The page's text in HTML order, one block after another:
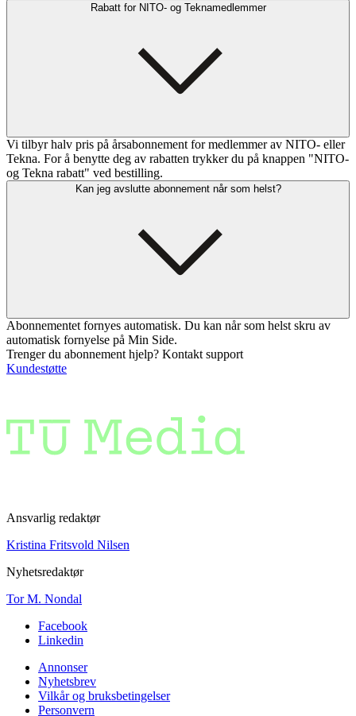
Rabatt for NITO- og Teknamedlemmer
Vi tilbyr halv pris på årsabonnement for medlemmer av NITO- eller
Tekna. For å benytte deg av rabatten trykker du på knappen "NITO-
og Tekna rabatt" ved bestilling.
Kan jeg avslutte abonnement når som helst?
Abonnementet fornyes automatisk. Du kan når som helst skru av
automatisk fornyelse på Min Side.
Trenger du abonnement hjelp? Kontakt support
Kundestøtte
Ansvarlig redaktør
Kristina Fritsvold Nilsen
Nyhetsredaktør
Tor M. Nondal
Facebook
Linkedin
Annonser
Nyhetsbrev
Vilkår og bruksbetingelser
Personvern